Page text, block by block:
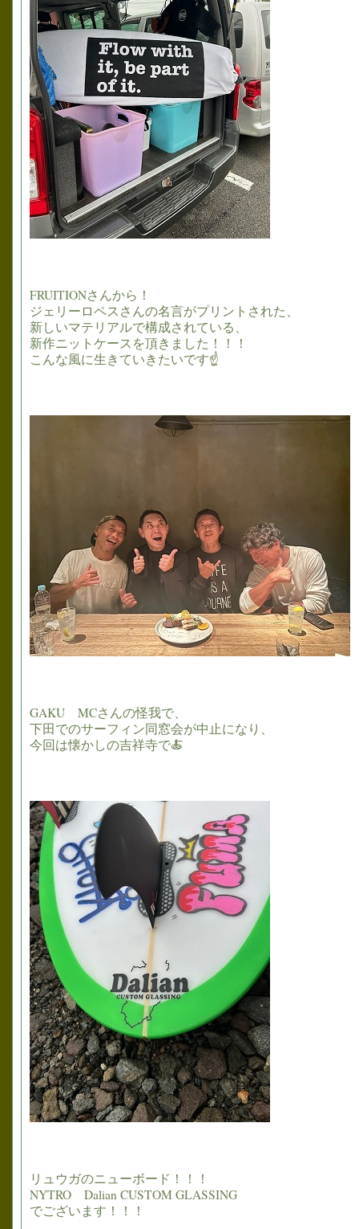
FRUITIONさんから！
ジェリーロペスさんの名言がプリントされた、
新しいマテリアルで構成されている、
新作ニットケースを頂きました！！！
こんな風に生きていきたいです☝
GAKU MCさんの怪我で、
下田でのサーフィン同窓会が中止になり、
今回は懐かしの吉祥寺で🍝
リュウガのニューボード！！！
NYTRO Dalian CUSTOM GLASSING
でございます！！！